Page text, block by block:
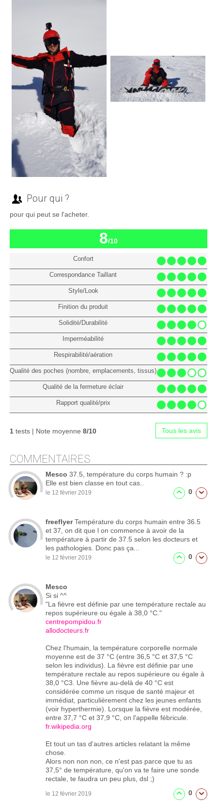
Pour qui ?
pour qui peut se l'acheter.
8/10
Confort
Correspondance Taillant
Style/Look
Finition du produit
Solidité/Durabilité
Imperméabilité
Respirabilité/aération
Qualité des poches (nombre, emplacements, tissus)
Qualité de la fermeture éclair
Rapport qualité/prix
1 tests | Note moyenne 8/10 Tous les avis
COMMENTAIRES
Mesco 37.5, température du corps humain ? :p
Elle est bien classe en tout cas..
le 12 février 2019 0
freeflyerTempérature du corps humain entre 36.5
et 37, on dit que l on commence à avoir de la
température à partir de 37.5 selon les docteurs et
les pathologies. Donc pas ça...
le 12 février 2019 0
Mesco
Si si ^^
"La fièvre est définie par une température rectale au
repos supérieure ou égale à 38,0 °C."
centrepompidou.fr
allodocteurs.fr
Chez l'humain, la température corporelle normale
moyenne est de 37 °C (entre 36,5 °C et 37,5 °C
selon les individus). La fièvre est définie par une
température rectale au repos supérieure ou égale à
38,0 °C3. Une fièvre au-delà de 40 °C est
considérée comme un risque de santé majeur et
immédiat, particulièrement chez les jeunes enfants
(voir hyperthermie). Lorsque la fièvre est modérée,
entre 37,7 °C et 37,9 °C, on l'appelle fébricule.
fr.wikipedia.org
Et tout un tas d'autres articles relatant la même
chose.
Alors non non non, ce n'est pas parce que tu as
37,5° de température, qu'on va te faire une sonde
rectale, te faudra un peu plus, dsl ;)
le 12 février 2019 0